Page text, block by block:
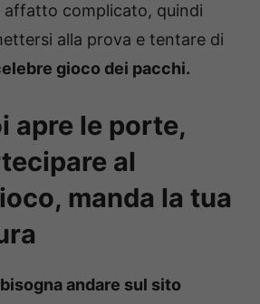
affatto complicato, quindi
alla prova e tentare di
gioco dei pacchi.
apre le porte,
al
manda la tua
bisogna andare sul sito